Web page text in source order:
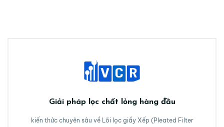
Giải pháp lọc chất lỏng hàng đầu
kiến thức chuyên sâu về Lõi lọc giấy Xếp (Pleated Filter